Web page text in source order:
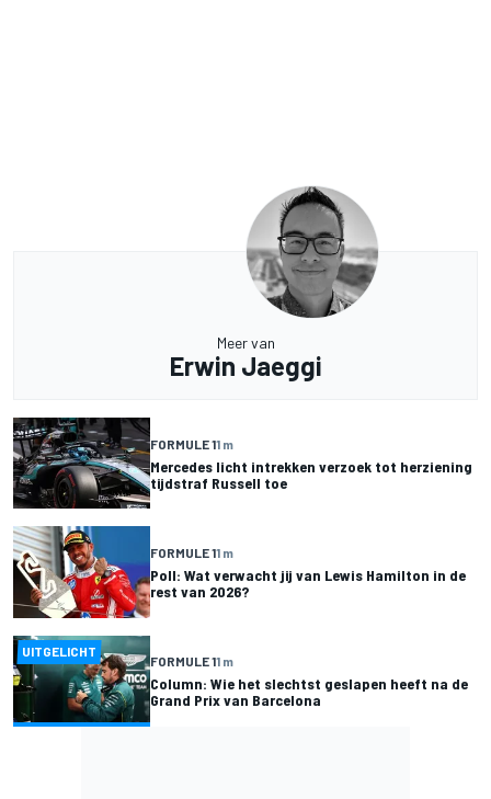
Meer van
Erwin Jaeggi
FORMULE 11 m
Mercedes licht intrekken verzoek tot herziening
tijdstraf Russell toe
FORMULE 11 m
Poll: Wat verwacht jij van Lewis Hamilton in de
rest van 2026?
UITGELICHT
FORMULE 11 m
Column: Wie het slechtst geslapen heeft na de
Grand Prix van Barcelona